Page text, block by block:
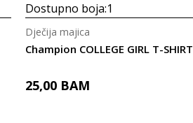
Dostupno boja:1
Champion COLLEGE GIRL T-SHIRT
Dječija majica
25,00 BAM